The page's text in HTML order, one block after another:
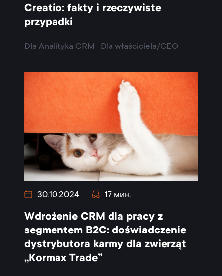
Creatio: fakty i rzeczywiste
przypadki
Dla Analityka CRM Dla właściciela/CEO
30.10.2024 17 мин.
Wdrożenie CRM dla pracy z
segmentem B2C: doświadczenie
dystrybutora karmy dla zwierząt
„Kormax Trade”